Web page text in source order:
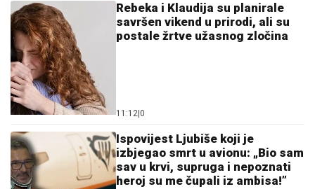
Rebeka i Klaudija su planirale
savršen vikend u prirodi, ali su
postale žrtve užasnog zločina
11:12 0
Ispovijest Ljubiše koji je
izbjegao smrt u avionu: „Bio sam
sav u krvi, supruga i nepoznati
heroj su me čupali iz ambisa!”